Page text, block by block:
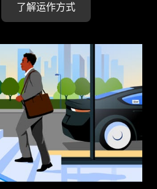
了解运作方式